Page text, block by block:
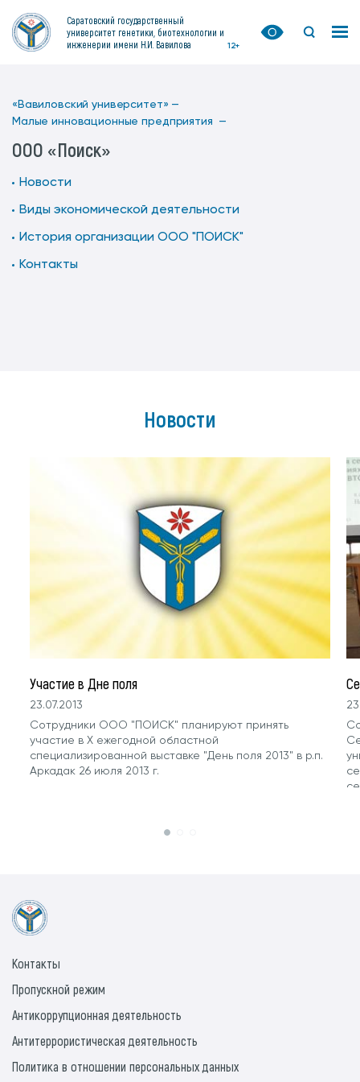
Саратовский государственный
университет генетики, биотехнологии и
инженерии имени Н.И. Вавилова
12+
«Вавиловский университет» —
Малые инновационные предприятия —
ООО «Поиск»
Новости
Виды экономической деятельности
История организации ООО "ПОИСК"
Контакты
Новости
Участие в Дне поля
23.07.2013
Сотрудники ООО "ПОИСК" планируют принять
участие в Х ежегодной областной
специализированной выставке "День поля 2013" в р.п.
Аркадак 26 июля 2013 г.
Контакты
Пропускной режим
Антикоррупционная деятельность
Антитеррористическая деятельность
Политика в отношении персональных данных